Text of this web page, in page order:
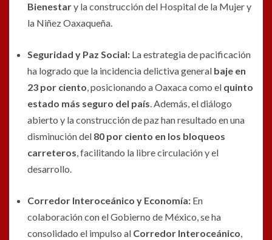
Bienestary la construcción del Hospital de la Mujer y
la Niñez Oaxaqueña.
Seguridad y Paz Social: La estrategia de pacificación
ha logrado que la incidencia delictiva general baje en
23 por ciento, posicionando a Oaxaca como el quinto
estado más seguro del país. Además, el diálogo
abierto y la construcción de paz han resultado en una
disminución del 80 por ciento en los bloqueos
carreteros, facilitando la libre circulación y el
desarrollo.
Corredor Interoceánico y Economía: En
colaboración con el Gobierno de México, se ha
consolidado el impulso al Corredor Interoceánico,